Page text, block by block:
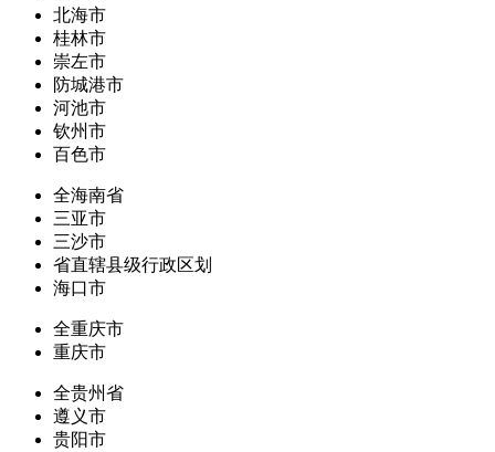
北海市
桂林市
崇左市
防城港市
河池市
钦州市
百色市
全海南省
三亚市
三沙市
省直辖县级行政区划
海口市
全重庆市
重庆市
全贵州省
遵义市
贵阳市